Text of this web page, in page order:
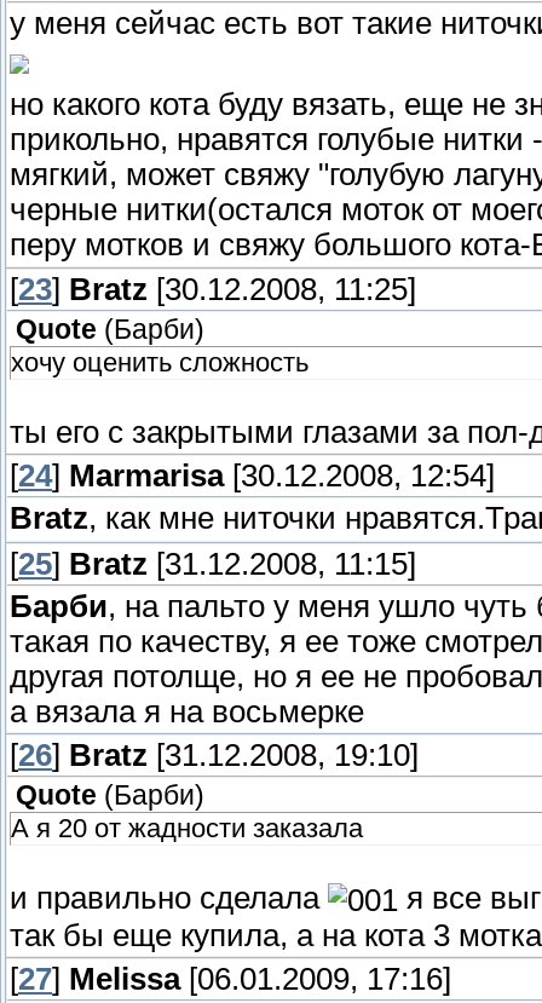
у меня сейчас есть вот такие
но какого кота буду вязать, еще не
прикольно, нравятся голубые
мягкий, может свяжу "голубую
черные нитки(остался моток от
перу мотков и свяжу большого
[23] Bratz [30.12.2008, 11:25]
Quote ( Барби)
хочу оценить сложность
ты его с закрытыми глазами за
[24] Marmarisa[30.12.2008, 12:54]
Bratz, как мне ниточки
[25] Bratz [31.12.2008, 11:15]
Барби, на пальто у меня ушло
такая по качеству, я ее тоже
другая потолще, но я ее не
а вязала я на восьмерке
[26] Bratz [31.12.2008, 19:10]
Quote ( Барби)
А я 20 от жадности заказала
и правильно сделала
я все
так бы еще купила, а на кота 3
[27] Melissa[06.01.2009, 17:16]